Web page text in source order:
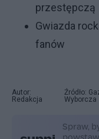
przestępczą
Gwiazda
fanów
Autor:
Redakcja
Źródło:
Wyborcza